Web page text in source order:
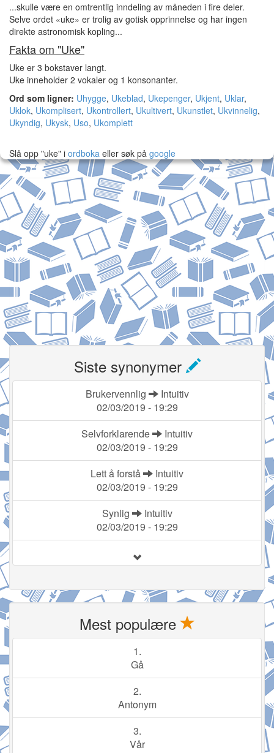
...skulle være en omtrentlig inndeling av måneden i fire deler.
Selve ordet «uke» er trolig av gotisk opprinnelse og har ingen
direkte astronomisk kopling...
Fakta om "Uke"
Uke er 3 bokstaver langt.
Uke inneholder 2 vokaler og 1 konsonanter.
Ord som ligner: Uhygge, Ukeblad, Ukepenger, Ukjent, Uklar,
Uklok, Ukomplisert, Ukontrollert, Ukultivert, Ukunstlet, Ukvinnelig,
Ukyndig, Ukysk, Uso, Ukomplett
Slå opp "uke" i ordboka eller søk på google
Siste synonymer
Brukervennlig
Intuitiv
02/03/2019 - 19:29
Selvforklarende
Intuitiv
02/03/2019 - 19:29
Lett å forstå
Intuitiv
02/03/2019 - 19:29
Synlig
Intuitiv
02/03/2019 - 19:29
Mest populære
1.
Gå
2.
Antonym
3.
Vår